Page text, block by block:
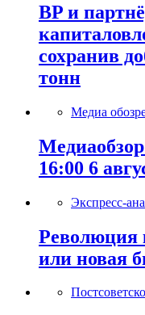
BP и
сохранив
тонн
Медиа
16:00 6
Экспресс-
Революция
или новая